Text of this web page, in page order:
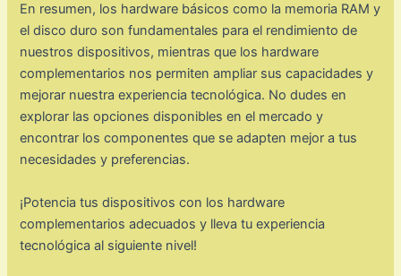
En resumen, los hardware básicos como la memoria RAM y
el disco duro son fundamentales para el rendimiento de
nuestros dispositivos, mientras que los hardware
complementarios nos permiten ampliar sus capacidades y
mejorar nuestra experiencia tecnológica. No dudes en
explorar las opciones disponibles en el mercado y
encontrar los componentes que se adapten mejor a tus
necesidades y preferencias.
¡Potencia tus dispositivos con los hardware
complementarios adecuados y lleva tu experiencia
tecnológica al siguiente nivel!